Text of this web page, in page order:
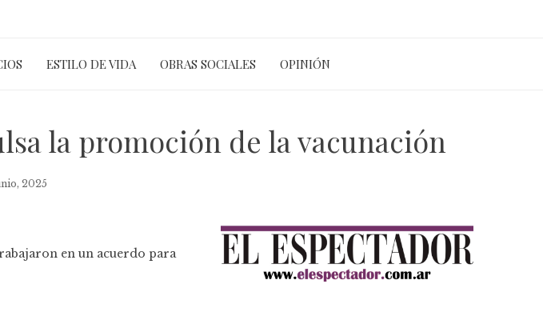
ESTILO DE VIDA OBRAS SOCIALES OPINIÓN
la promoción de la vacunación
2025
en un acuerdo para